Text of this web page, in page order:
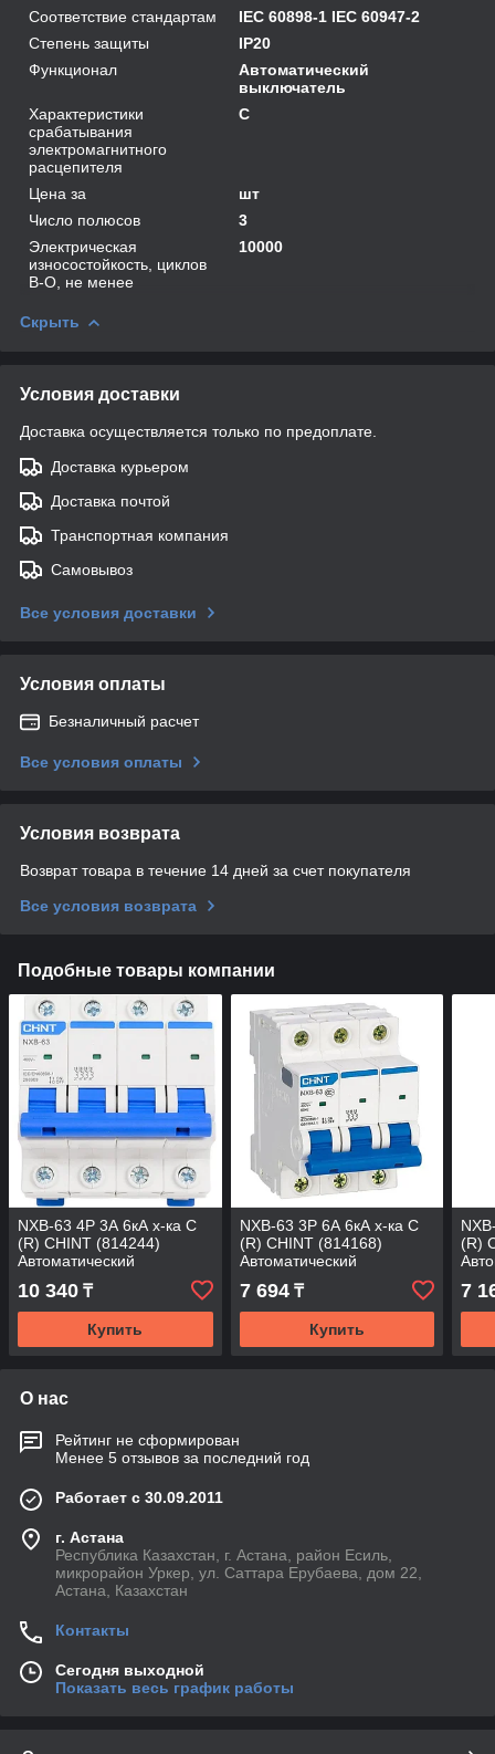
Соответствие стандартам
IEC 60898-1 IEC 60947-2
Степень защиты
IP20
Функционал
Автоматический
выключатель
Характеристики
срабатывания
электромагнитного
расцепителя
C
Цена за
шт
Число полюсов
3
Электрическая
износостойкость, циклов
В-О, не менее
10000
Скрыть
Условия доставки
Доставка осуществляется только по предоплате.
Доставка курьером
Доставка почтой
Транспортная компания
Самовывоз
Все условия доставки
Условия оплаты
Безналичный расчет
Все условия оплаты
Условия возврата
Возврат товара в течение 14 дней за счет покупателя
Все условия возврата
Подобные товары компании
NXB-63 4P 3А 6кА х-ка C
(R) CHINT (814244)
Автоматический
выключатель
10 340 ₸
Купить
NXB-63 3P 6А 6кА х-ка C
(R) CHINT (814168)
Автоматический
выключатель
7 694₸
Купить
(R)
7
О нас
Рейтинг не сформирован
Менее 5 отзывов за последний год
Работает с 30.09.2011
г. Астана
Республика Казахстан, г. Астана, район Есиль,
микрорайон Уркер, ул. Саттара Ерубаева, дом 22,
Астана, Казахстан
Контакты
Сегодня выходной
Показать весь график работы